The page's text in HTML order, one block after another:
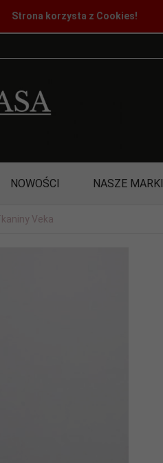
Strona korzysta z Cookies!
NOWOŚCI NASZE MARKI
Veka